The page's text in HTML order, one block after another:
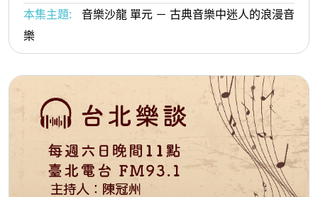
本集主題:
音樂沙龍 單元 － 古典音樂中迷人的浪漫音
樂